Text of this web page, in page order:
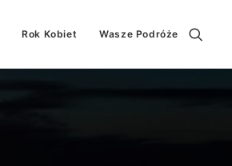
Rok Kobiet Wasze Podróże